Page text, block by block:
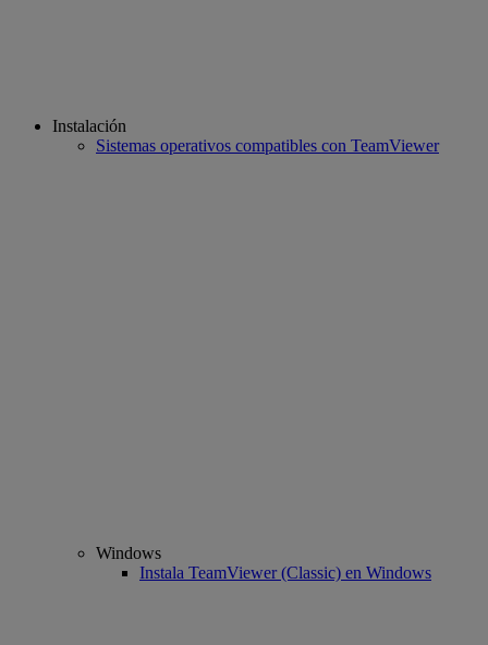
Instalación
Sistemas operativos compatibles con TeamViewer
Windows
Instala TeamViewer (Classic) en Windows